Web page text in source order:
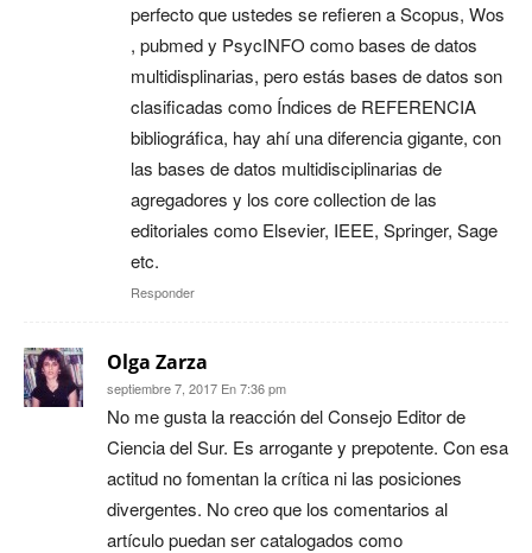
perfecto que ustedes se refieren a Scopus, Wos
, pubmed y PsycINFO como bases de datos
multidisplinarias, pero estás bases de datos son
clasificadas como Índices de REFERENCIA
bibliográfica, hay ahí una diferencia gigante, con
las bases de datos multidisciplinarias de
agregadores y los core collection de las
editoriales como Elsevier, IEEE, Springer, Sage
etc.
Responder
Olga Zarza
septiembre 7, 2017 En 7:36 pm
No me gusta la reacción del Consejo Editor de
Ciencia del Sur. Es arrogante y prepotente. Con esa
actitud no fomentan la crítica ni las posiciones
divergentes. No creo que los comentarios al
artículo puedan ser catalogados como